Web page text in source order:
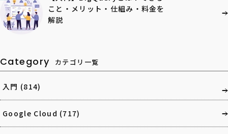
こと・メリット・仕組み・料金を
解説
Category カテゴリ一覧
入門 (814)
Google Cloud (717)